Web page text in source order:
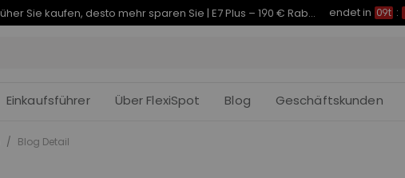
Je früher Sie kaufen, desto mehr sparen Sie | C7 Morpher – 290 € Rabatt endet in 09t :
Einkaufsführer Über FlexiSpot Blog Geschäftskunden
/ Blog Detail